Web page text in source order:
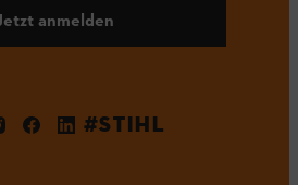
anmelden
#STIHL